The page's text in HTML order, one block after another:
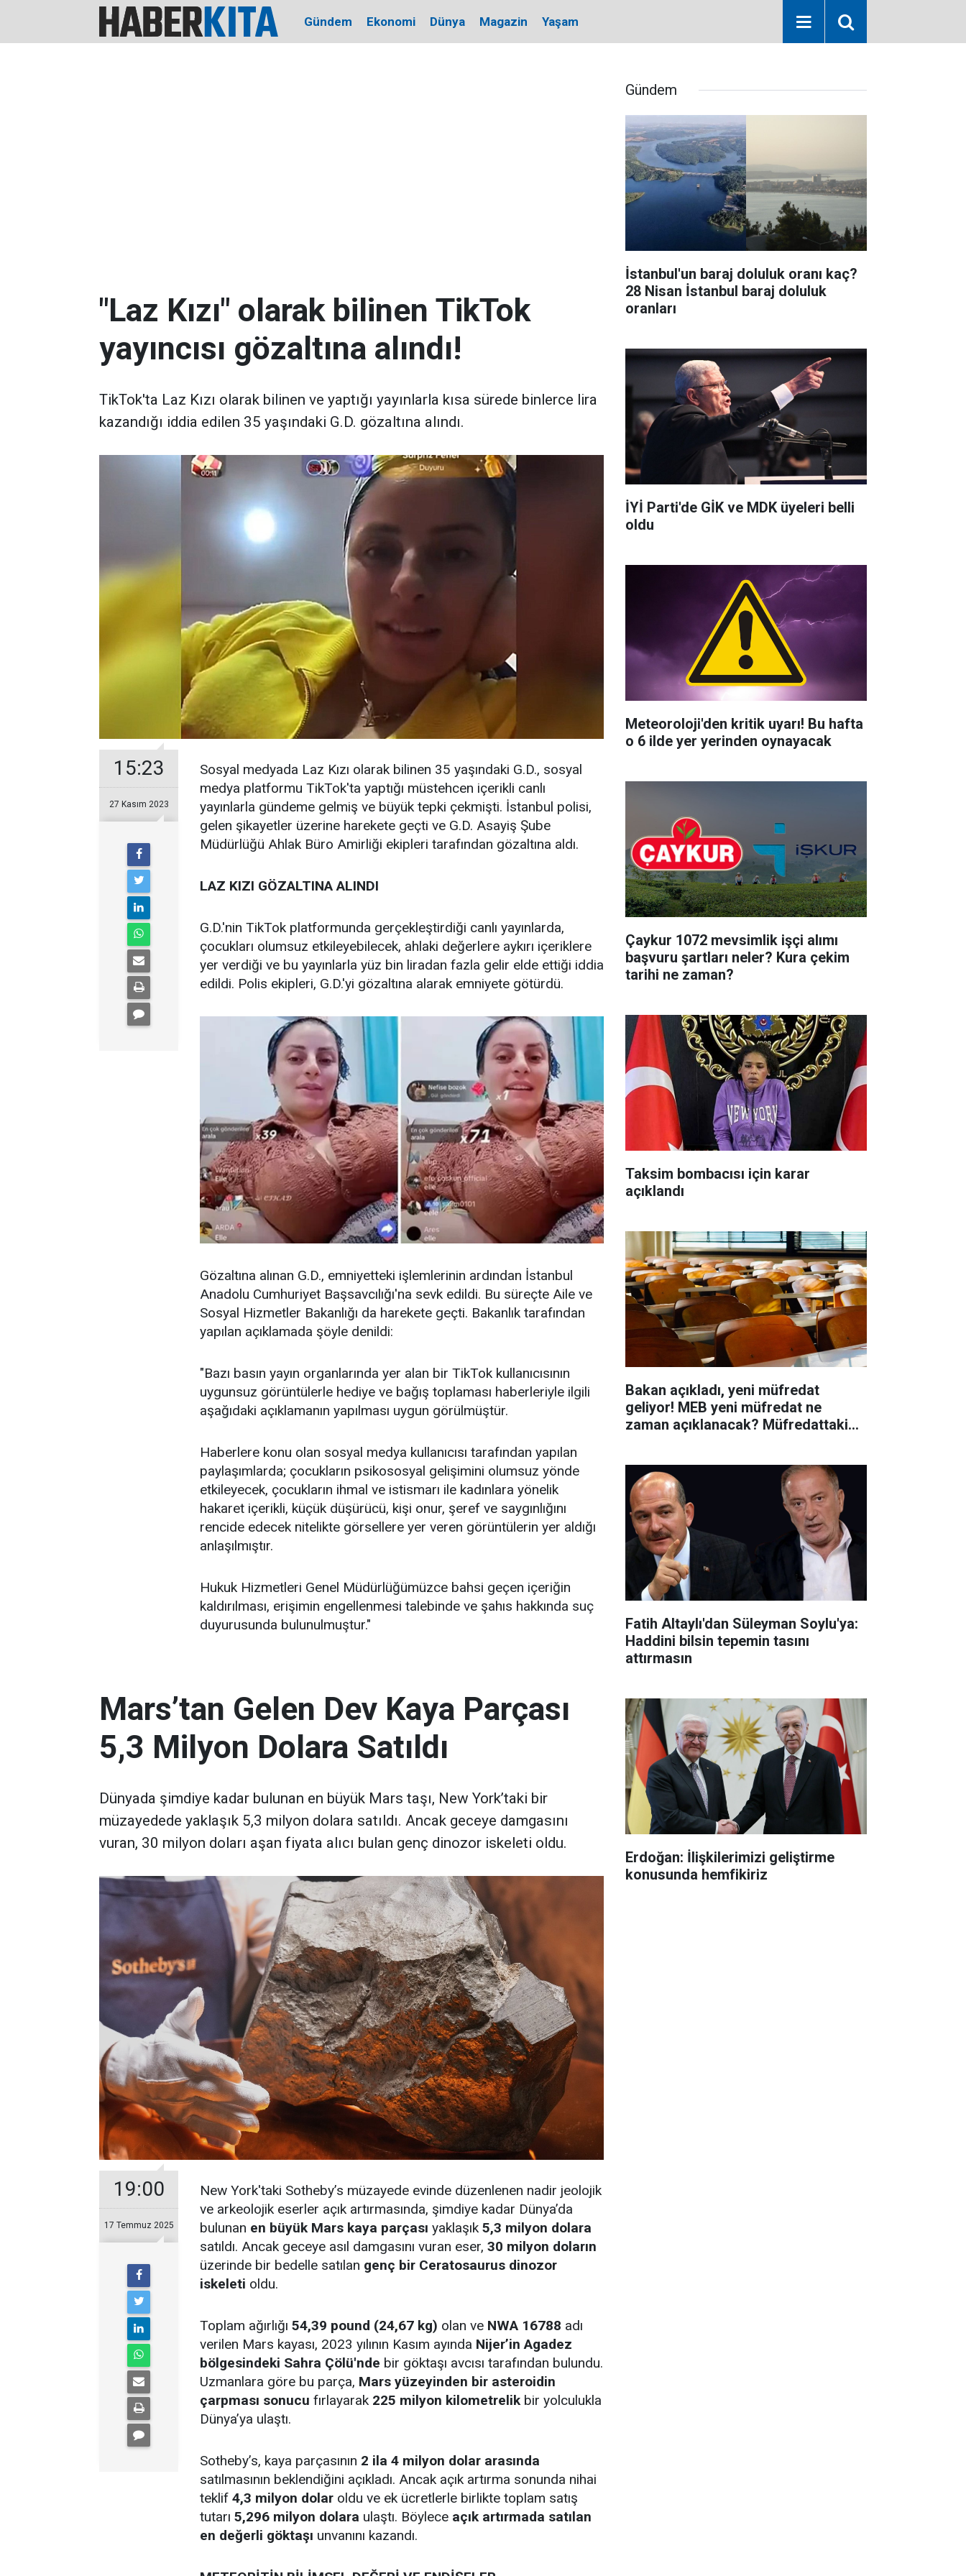
Gündem Ekonomi Dünya Magazin Yaşam
"Laz Kızı" olarak bilinen TikTok
yayıncısı gözaltına alındı!
TikTok'ta Laz Kızı olarak bilinen ve yaptığı yayınlarla kısa sürede binlerce lira
kazandığı iddia edilen 35 yaşındaki G.D. gözaltına alındı.
15:23
27 Kasım 2023
Sosyal medyada Laz Kızı olarak bilinen 35 yaşındaki G.D., sosyal
medya platformu TikTok'ta yaptığı müstehcen içerikli canlı
yayınlarla gündeme gelmiş ve büyük tepki çekmişti. İstanbul polisi,
gelen şikayetler üzerine harekete geçti ve G.D. Asayiş Şube
Müdürlüğü Ahlak Büro Amirliği ekipleri tarafından gözaltına aldı.
LAZ KIZI GÖZALTINA ALINDI
G.D.'nin TikTok platformunda gerçekleştirdiği canlı yayınlarda,
çocukları olumsuz etkileyebilecek, ahlaki değerlere aykırı içeriklere
yer verdiği ve bu yayınlarla yüz bin liradan fazla gelir elde ettiği iddia
edildi. Polis ekipleri, G.D.'yi gözaltına alarak emniyete götürdü.
Gözaltına alınan G.D., emniyetteki işlemlerinin ardından İstanbul
Anadolu Cumhuriyet Başsavcılığı'na sevk edildi. Bu süreçte Aile ve
Sosyal Hizmetler Bakanlığı da harekete geçti. Bakanlık tarafından
yapılan açıklamada şöyle denildi:
"Bazı basın yayın organlarında yer alan bir TikTok kullanıcısının
uygunsuz görüntülerle hediye ve bağış toplaması haberleriyle ilgili
aşağıdaki açıklamanın yapılması uygun görülmüştür.
Haberlere konu olan sosyal medya kullanıcısı tarafından yapılan
paylaşımlarda; çocukların psikososyal gelişimini olumsuz yönde
etkileyecek, çocukların ihmal ve istismarı ile kadınlara yönelik
hakaret içerikli, küçük düşürücü, kişi onur, şeref ve saygınlığını
rencide edecek nitelikte görsellere yer veren görüntülerin yer aldığı
anlaşılmıştır.
Hukuk Hizmetleri Genel Müdürlüğümüzce bahsi geçen içeriğin
kaldırılması, erişimin engellenmesi talebinde ve şahıs hakkında suç
duyurusunda bulunulmuştur."
Mars’tan Gelen Dev Kaya Parçası
5,3 Milyon Dolara Satıldı
Dünyada şimdiye kadar bulunan en büyük Mars taşı, New York’taki bir
müzayedede yaklaşık 5,3 milyon dolara satıldı. Ancak geceye damgasını
vuran, 30 milyon doları aşan fiyata alıcı bulan genç dinozor iskeleti oldu.
19:00
17 Temmuz 2025
New York'taki Sotheby’s müzayede evinde düzenlenen nadir jeolojik
ve arkeolojik eserler açık artırmasında, şimdiye kadar Dünya’da
bulunan en büyük Mars kaya parçası yaklaşık 5,3 milyon dolara
satıldı. Ancak geceye asıl damgasını vuran eser, 30 milyon doların
üzerinde bir bedelle satılan genç bir Ceratosaurus dinozor
iskeleti oldu.
Toplam ağırlığı 54,39 pound (24,67 kg) olan ve NWA 16788 adı
verilen Mars kayası, 2023 yılının Kasım ayında Nijer’in Agadez
bölgesindeki Sahra Çölü'nde bir göktaşı avcısı tarafından bulundu.
Uzmanlara göre bu parça, Mars yüzeyinden bir asteroidin
çarpması sonucu fırlayarak 225 milyon kilometrelikbir yolculukla
Dünya’ya ulaştı.
Sotheby’s, kaya parçasının 2 ila 4 milyon dolar arasında
satılmasının beklendiğini açıkladı. Ancak açık artırma sonunda nihai
teklif 4,3 milyon dolar oldu ve ek ücretlerle birlikte toplam satış
tutarı 5,296 milyon dolara ulaştı. Böylece açık artırmada satılan
en değerli göktaşı unvanını kazandı.
Gündem
İstanbul'un baraj doluluk oranı kaç?
28 Nisan İstanbul baraj doluluk
oranları
İYİ Parti'de GİK ve MDK üyeleri belli
oldu
Meteoroloji'den kritik uyarı! Bu hafta
o 6 ilde yer yerinden oynayacak
Çaykur 1072 mevsimlik işçi alımı
başvuru şartları neler? Kura çekim
tarihi ne zaman?
Taksim bombacısı için karar
açıklandı
Bakan açıkladı, yeni müfredat
geliyor! MEB yeni müfredat ne
zaman açıklanacak? Müfredattaki
Fatih Altaylı'dan Süleyman Soylu'ya:
Haddini bilsin tepemin tasını
attırmasın
Erdoğan: İlişkilerimizi geliştirme
konusunda hemfikiriz